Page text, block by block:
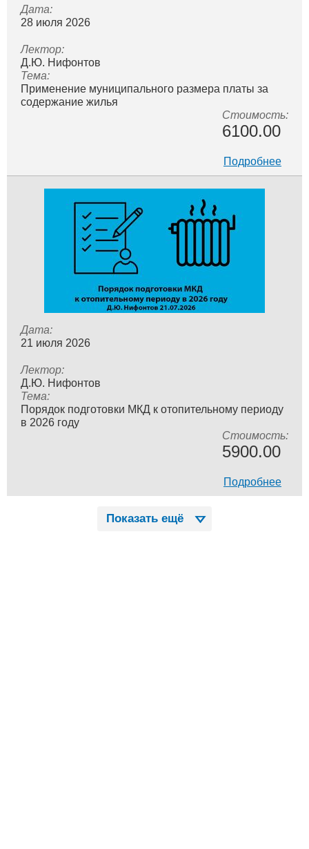
Дата:
28 июля 2026
Лектор:
Д.Ю. Нифонтов
Тема:
Применение муниципального размера платы за
содержание жилья
Стоимость:
6100.00
Подробнее
Дата:
21 июля 2026
Лектор:
Д.Ю. Нифонтов
Тема:
Порядок подготовки МКД к отопительному периоду
в 2026 году
Стоимость:
5900.00
Подробнее
Показать ещё